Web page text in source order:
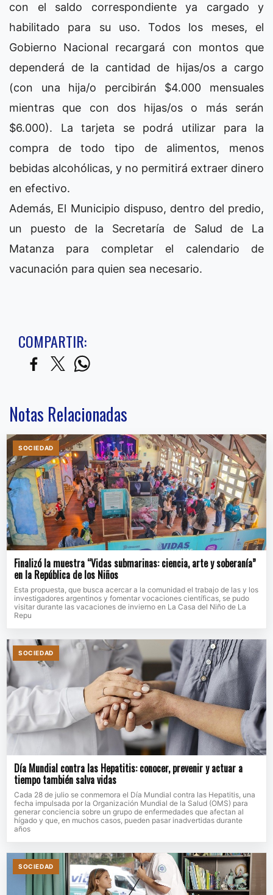
con el saldo correspondiente ya cargado y
habilitado para su uso. Todos los meses, el
Gobierno Nacional recargará con montos que
dependerá de la cantidad de hijas/os a cargo
(con una hija/o percibirán $4.000 mensuales
mientras que con dos hijas/os o más serán
$6.000). La tarjeta se podrá utilizar para la
compra de todo tipo de alimentos, menos
bebidas alcohólicas, y no permitirá extraer dinero
en efectivo.
Además, El Municipio dispuso, dentro del predio,
un puesto de la Secretaría de Salud de La
Matanza para completar el calendario de
vacunación para quien sea necesario.
COMPARTIR:
Notas Relacionadas
SOCIEDAD
Finalizó la muestra “Vidas submarinas: ciencia, arte y soberanía”
en la República de los Niños
Esta propuesta, que busca acercar a la comunidad el trabajo de las y los
investigadores argentinos y fomentar vocaciones científicas, se pudo
visitar durante las vacaciones de invierno en La Casa del Niño de La
Repu
SOCIEDAD
Día Mundial contra las Hepatitis: conocer, prevenir y actuar a
tiempo también salva vidas
Cada 28 de julio se conmemora el Día Mundial contra las Hepatitis, una
fecha impulsada por la Organización Mundial de la Salud (OMS) para
generar conciencia sobre un grupo de enfermedades que afectan al
hígado y que, en muchos casos, pueden pasar inadvertidas durante
años
SOCIEDAD